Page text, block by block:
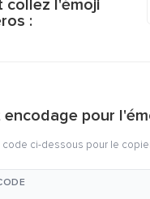
collez l'émoji
:
pour
code ci-dessous pour le